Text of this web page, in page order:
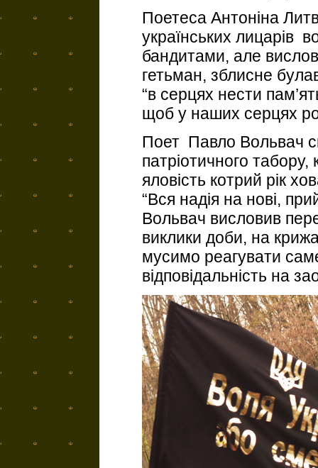
Поетеса Антоніна
українських лицарів
бандитами, але
гетьман, зблисне
“в серцях нести
щоб у наших серцях
Поет Павло Вольвач
патріотичного табору,
яловість котрий рік
“Вся надія на нові,
Вольвач висловив
виклики доби, на
мусимо реагувати
відповідальність на